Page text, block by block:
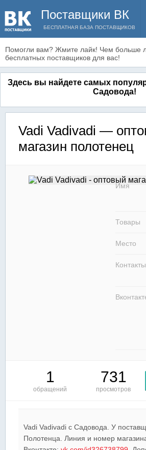
Поставщики ВК
БЕСПЛАТНАЯ БАЗА ПОСТАВЩИКОВ
Помогли вам? Жмите лайк! Чем больше
бесплатных поставщиков для вас!
Здесь вы найдете самых
Садовода!
Vadi Vadivadi —
магазин полотенец
Имя
Товары
Место
Контакты
1
обращений
731
просмотров
Vadi Vadivadi c Садовода. У
Полотенца. Линия и номер